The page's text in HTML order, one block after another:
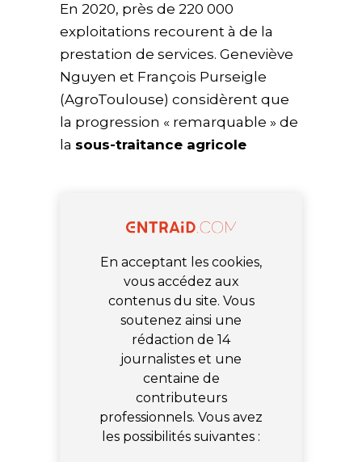
En 2020, près de 220 000
exploitations recourent à de la
prestation de services. Geneviève
Nguyen et François Purseigle
(AgroToulouse) considèrent que
la progression « remarquable » de
la sous-traitance agricole
En acceptant les cookies,
vous accédez aux
contenus du site. Vous
soutenez ainsi une
rédaction de 14
journalistes et une
centaine de
contributeurs
professionnels. Vous avez
les possibilités suivantes :